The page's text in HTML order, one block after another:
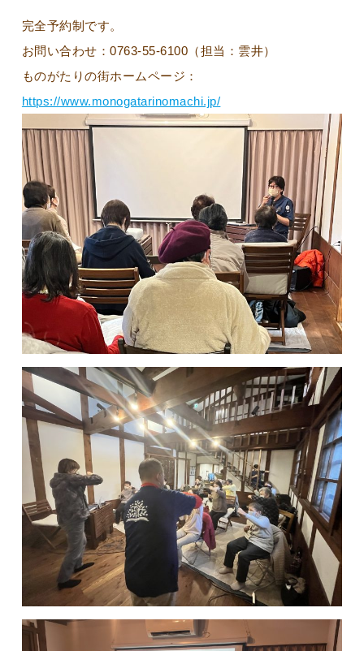
完全予約制です。
お問い合わせ：0763-55-6100（担当：雲井）
ものがたりの街ホームページ：
https://www.monogatarinomachi.jp/